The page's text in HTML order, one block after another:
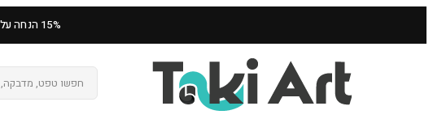
15% הנחה על הזמנה ראשונה